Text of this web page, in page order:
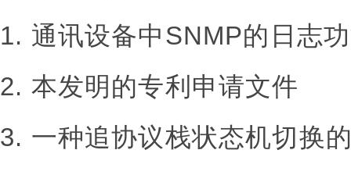
1. 通讯设备中SNMP的日志
2. 本发明的专利申请文件
3. 一种追协议栈状态机切换